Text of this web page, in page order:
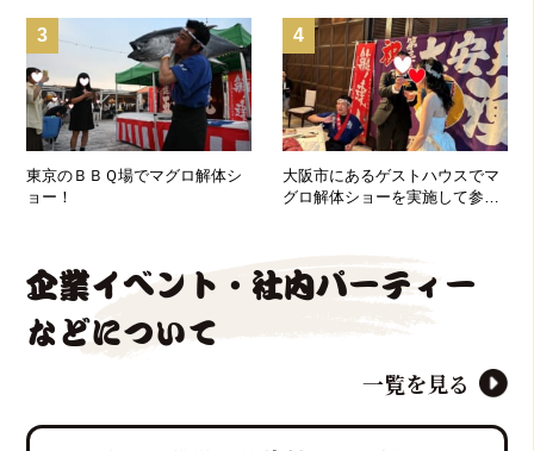
3
東京のＢＢＱ場でマグロ解体シ
ョー！
4
大阪市にあるゲストハウスでマ
グロ解体ショーを実施して参り
企業イベント・社内パーティー
などについて
一覧を見る